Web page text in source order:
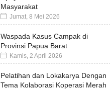
Masyarakat
Jumat, 8 Mei 2026
Waspada Kasus Campak di
Provinsi Papua Barat
Kamis, 2 April 2026
Pelatihan dan Lokakarya Dengan
Tema Kolaborasi Koperasi Merah